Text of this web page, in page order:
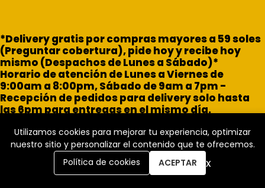
*Delivery gratis por compras mayores a 59 soles
(Preguntar cobertura), pide hoy y recibe hoy
mismo (Despachos de Lunes a Sábado)*
Horario de atención de Lunes a Viernes de
9:00am a 8:00pm, Sábado de 9am a 7pm -
Recepción de pedidos para delivery solo hasta
las 6pm para entregas en el mismo día.
Brisa Pet Shop © 2026
Creado porBsale
Utilizamos cookies para mejorar tu experiencia, optimizar
nuestro sitio y personalizar el contenido que te ofrecemos.
Política de cookies
ACEPTAR x